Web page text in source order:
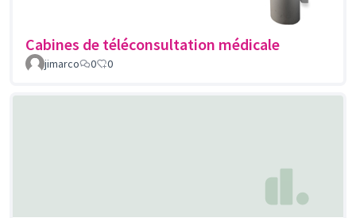
Cabines de téléconsultation médicale
jimarco 0 0